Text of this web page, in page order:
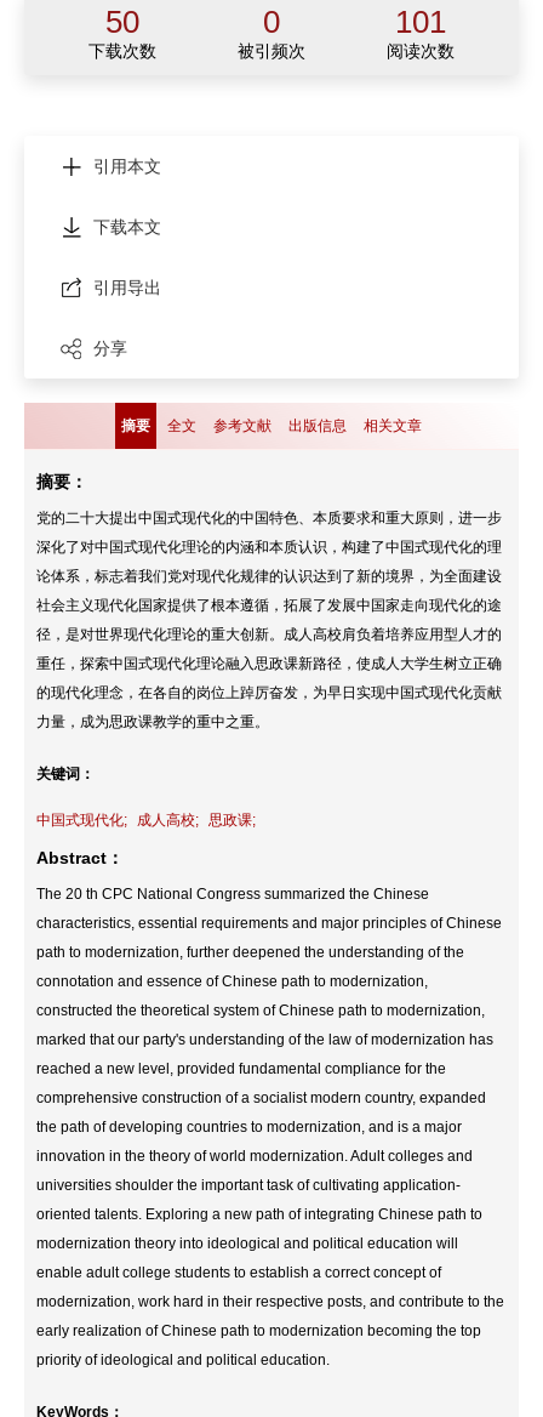
50 0 101
下载次数 被引频次 阅读次数
引用本文
下载本文
引用导出
分享
摘要 全文 参考文献 出版信息 相关文章
摘要：
党的二十大提出中国式现代化的中国特色、本质要求和重大原则，进一步
深化了对中国式现代化理论的内涵和本质认识，构建了中国式现代化的理
论体系，标志着我们党对现代化规律的认识达到了新的境界，为全面建设
社会主义现代化国家提供了根本遵循，拓展了发展中国家走向现代化的途
径，是对世界现代化理论的重大创新。成人高校肩负着培养应用型人才的
重任，探索中国式现代化理论融入思政课新路径，使成人大学生树立正确
的现代化理念，在各自的岗位上踔厉奋发，为早日实现中国式现代化贡献
力量，成为思政课教学的重中之重。
关键词：
中国式现代化; 成人高校; 思政课;
Abstract：
The 20 th CPC National Congress summarized the Chinese
characteristics, essential requirements and major principles of Chinese
path to modernization, further deepened the understanding of the
connotation and essence of Chinese path to modernization,
constructed the theoretical system of Chinese path to modernization,
marked that our party's understanding of the law of modernization has
reached a new level, provided fundamental compliance for the
comprehensive construction of a socialist modern country, expanded
the path of developing countries to modernization, and is a major
innovation in the theory of world modernization. Adult colleges and
universities shoulder the important task of cultivating application-
oriented talents. Exploring a new path of integrating Chinese path to
modernization theory into ideological and political education will
enable adult college students to establish a correct concept of
modernization, work hard in their respective posts, and contribute to the
early realization of Chinese path to modernization becoming the top
priority of ideological and political education.
KeyWords：